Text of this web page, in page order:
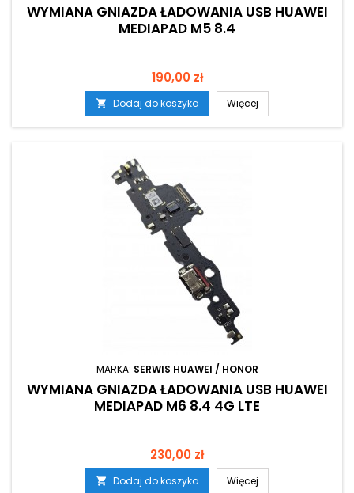
WYMIANA GNIAZDA ŁADOWANIA USB HUAWEI
MEDIAPAD M5 8.4
Cena
190,00 zł
 Dodaj do koszyka Więcej
MARKA: SERWIS HUAWEI / HONOR
WYMIANA GNIAZDA ŁADOWANIA USB HUAWEI
MEDIAPAD M6 8.4 4G LTE
Cena
230,00 zł
 Dodaj do koszyka Więcej